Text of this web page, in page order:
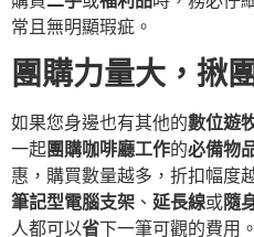
常且無明顯瑕疵。
團購力量大，揪
如果您身邊也有其他的數位遊
一起團購咖啡廳工作的必備物
惠，購買數量越多，折扣幅度
筆記型電腦支架 、 延長線或隨
人都可以省下一筆可觀的費用